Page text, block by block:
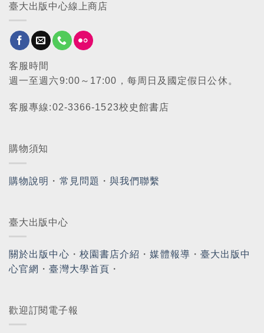
臺大出版中心線上商店
客服時間
週一至週六9:00～17:00，每周日及國定假日公休。
客服專線:02-3366-1523校史館書店
購物須知
購物說明 ・ 常見問題 ・與我們聯繫
臺大出版中心
關於出版中心 ・ 校園書店介紹 ・媒體報導 ・ 臺大出版中
心官網 ・臺灣大學首頁 ・
歡迎訂閱電子報